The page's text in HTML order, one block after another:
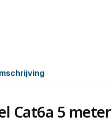
Cat6a 5 meter